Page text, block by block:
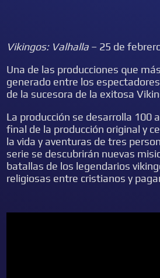
Vikingos: Valhalla – 25 de
Una de las producciones que
generado entre los
de la sucesora de la exitosa
La producción se desarrolla 100
final de la producción original y
la vida y aventuras de tres
serie se descubrirán nuevas
batallas de los legendarios
religiosas entre cristianos y